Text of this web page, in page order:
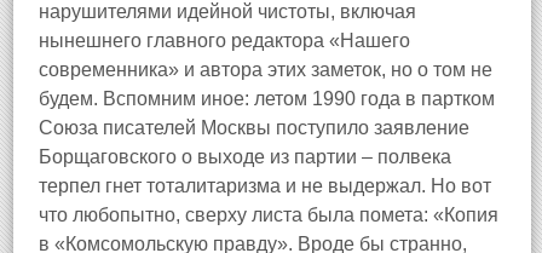
нарушителями идейной чистоты, включая
нынешнего главного редактора «Нашего
современника» и автора этих заметок, но о том не
будем. Вспомним иное: летом 1990 года в партком
Союза писателей Москвы поступило заявление
Борщаговского о выходе из партии – полвека
терпел гнет тоталитаризма и не выдержал. Но вот
что любопытно, сверху листа была помета: «Копия
в «Комсомольскую правду». Вроде бы странно,